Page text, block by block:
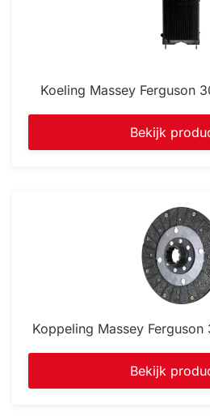
Koeling Massey Ferguson
Bekijk
Koppeling Massey
Bekijk